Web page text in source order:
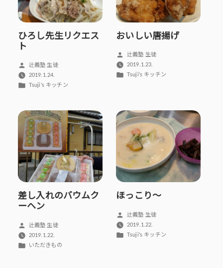
ひろし先生リクエス
ト
投
稿
者:
辻義塾 生徒
2019.1.24.
カ
リ
ー:
Tsuji’s キッチン
おいしい唐揚げ
投
稿
者:
辻義塾 生徒
2019.1.23.
カ
ー:
Tsuji’s キッチン
差し入れのバウムク
ーヘン
投
稿
者:
辻義塾 生徒
2019.1.22.
カ
いただきもの
ほっこり～
投
稿
者:
辻義塾 生徒
2019.1.22.
カ
Tsuji’s キッチン